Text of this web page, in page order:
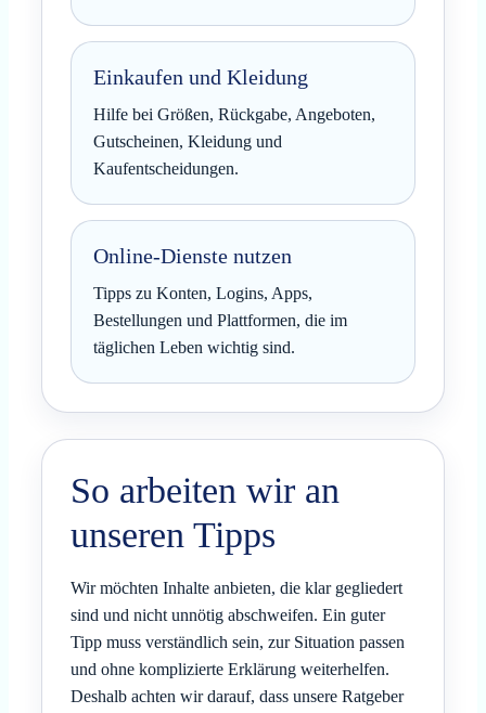
Einkaufen und Kleidung
Hilfe bei Größen, Rückgabe, Angeboten,
Gutscheinen, Kleidung und
Kaufentscheidungen.
Online-Dienste nutzen
Tipps zu Konten, Logins, Apps,
Bestellungen und Plattformen, die im
täglichen Leben wichtig sind.
So arbeiten wir an
unseren Tipps
Wir möchten Inhalte anbieten, die klar gegliedert
sind und nicht unnötig abschweifen. Ein guter
Tipp muss verständlich sein, zur Situation passen
und ohne komplizierte Erklärung weiterhelfen.
Deshalb achten wir darauf, dass unsere Ratgeber